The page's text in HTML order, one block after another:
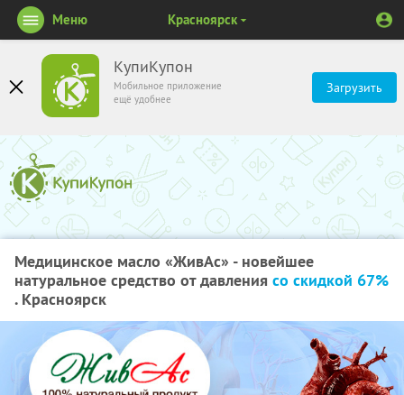
КупиКупон
Мобильное приложение
ещё удобнее
Загрузить
Меню Красноярск
Медицинское​ ​масло​ ​«ЖивАс»​ ​-​ ​новейшее​ ​
натуральное​ ​средство​ ​от​ ​давления​ ​ со скидкой​ ​67%
. Красноярск